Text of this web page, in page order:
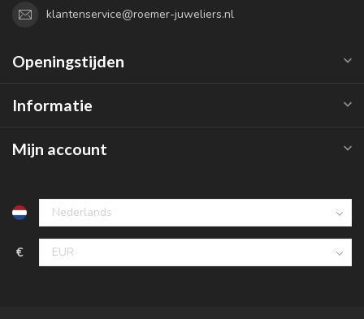
klantenservice@roemer-juweliers.nl
Openingstijden
Informatie
Mijn account
€